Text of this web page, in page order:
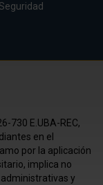
730 E.UBA-REC,
en el
por la aplicación
implica no
y